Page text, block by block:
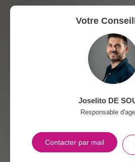
Votre
Joselito DE
Responsable
Contacter par mail